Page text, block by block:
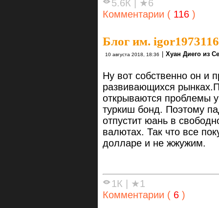
5.6К
★6
Комментарии ( 116 )
Блог им. igor1973116
10 августа 2018, 18:36 Хуан Диего из
Ну вот собственно он и
развивающихся
открываются проблемы
туркиш бонд. Поэтому
отпустит юань в
валютах. Так что все
долларе и не жжужим.
1К
★1
Комментарии ( 6 )